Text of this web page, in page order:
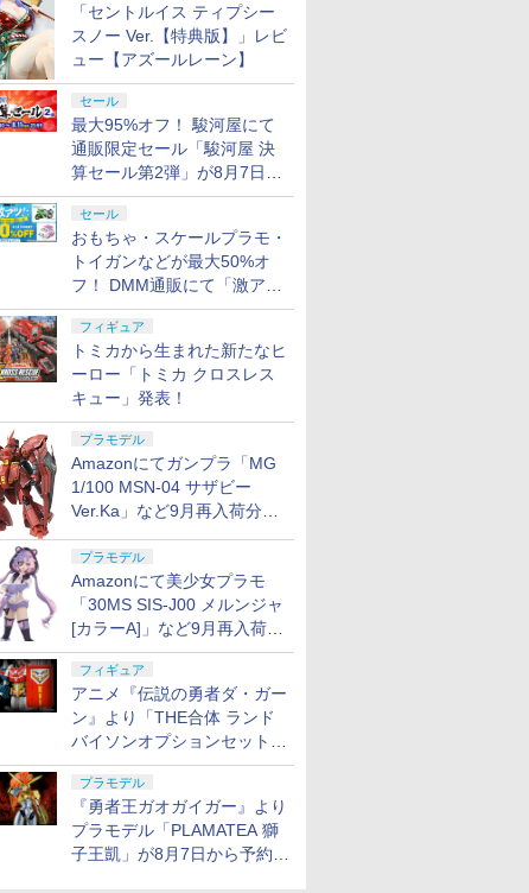
「セントルイス ティプシー
スノー Ver.【特典版】」レビ
ュー【アズールレーン】
セール
最大95%オフ！ 駿河屋にて
通販限定セール「駿河屋 決
算セール第2弾」が8月7日12
時より開催
セール
おもちゃ・スケールプラモ・
トイガンなどが最大50%オ
フ！ DMM通販にて「激ア
ツ！おもちゃ・ホビー夏セー
ル」が開催
フィギュア
トミカから生まれた新たなヒ
ーロー「トミカ クロスレス
キュー」発表！
プラモデル
Amazonにてガンプラ「MG
1/100 MSN-04 サザビー
Ver.Ka」など9月再入荷分が
プラモデル
Amazonにて美少女プラモ
「30MS SIS-J00 メルンジャ
[カラーA]」など9月再入荷分
が販売再開！
フィギュア
アニメ『伝説の勇者ダ・ガー
ン』より「THE合体 ランド
バイソンオプションセット」
が8月7日から予約受付開始！
プラモデル
『勇者王ガオガイガー』より
プラモデル「PLAMATEA 獅
子王凱」が8月7日から予約受